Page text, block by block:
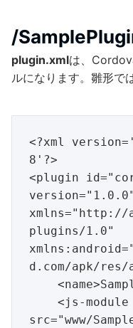
/
plugin.xmlは、
ルになります。雛形で
<?xml
8'?>
<plugin
version="1.0.0"
xmlns="http://
plugins/1.0"
d.com/apk/res/
src="www/